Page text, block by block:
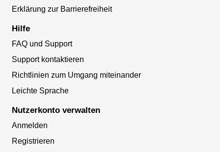
Erklärung zur Barrierefreiheit
Hilfe
FAQ und Support
Support kontaktieren
Richtlinien zum Umgang miteinander
Leichte Sprache
Nutzerkonto verwalten
Anmelden
Registrieren